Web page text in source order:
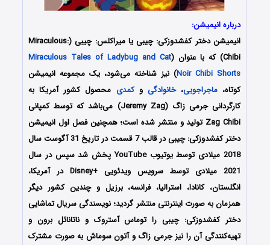
درباره انیمیشن:
انیمیشن دختر کفشدوزکی: چیبی یامیراکلس
: چیبی (Miraculous:
Chibi) که با عنوان (
Miraculous Tales of Ladybug and Cat
Noir Chibi Shorts) نیز شناخته می‌شود، یک مجموعه انیمیشن
کوتاه،ماجراجویی،خانوادگی وکمدی محصول کشور آمریکا به
کارگردانی جرمی زاگ (Jeremy Zag) می‌باشد که توسط کمپانی
Zag Chibi تولید و منتشر شده است؛ همچنین فصل اول انیمیشن
دختر کفشدوزکی: چیبی در قالب 7 قسمت در تاریخ 31 آگوست سال
2018 میلادی توسط یوتیوب YouTube پخش شد سپس در سال
2021 میلادی توسط سرویس ویدئویی +Disney در آمریکا،
انگلستان، کانادا، استرالیا، فرانسه، برزیل و چندین کشور دیگر
همزمان به صورت اینترنتی منتشر گردید؛ نویسندگی سریال تماشایی
دختر کفشدوزکی: چیبی را توماس آستروک و ناتانائل برون و
تهیه‌کنندگی آن را نیز جرمی زاگ و آتون سوماش به صورت مشترک